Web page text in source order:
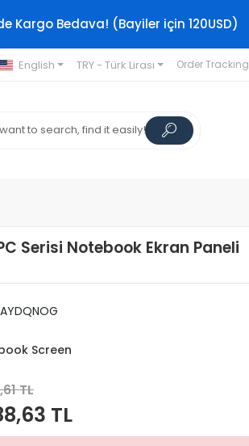
Kargo Bedava! (Bayiler için 120USD)
English TRY - Türk Lirası Order Tracking
Serisi Notebook Ekran Paneli
Screen
TL
TL